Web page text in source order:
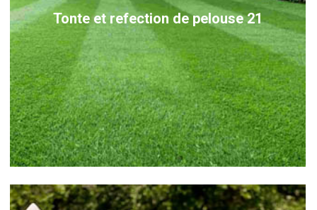
Tonte et refection de pelouse 21